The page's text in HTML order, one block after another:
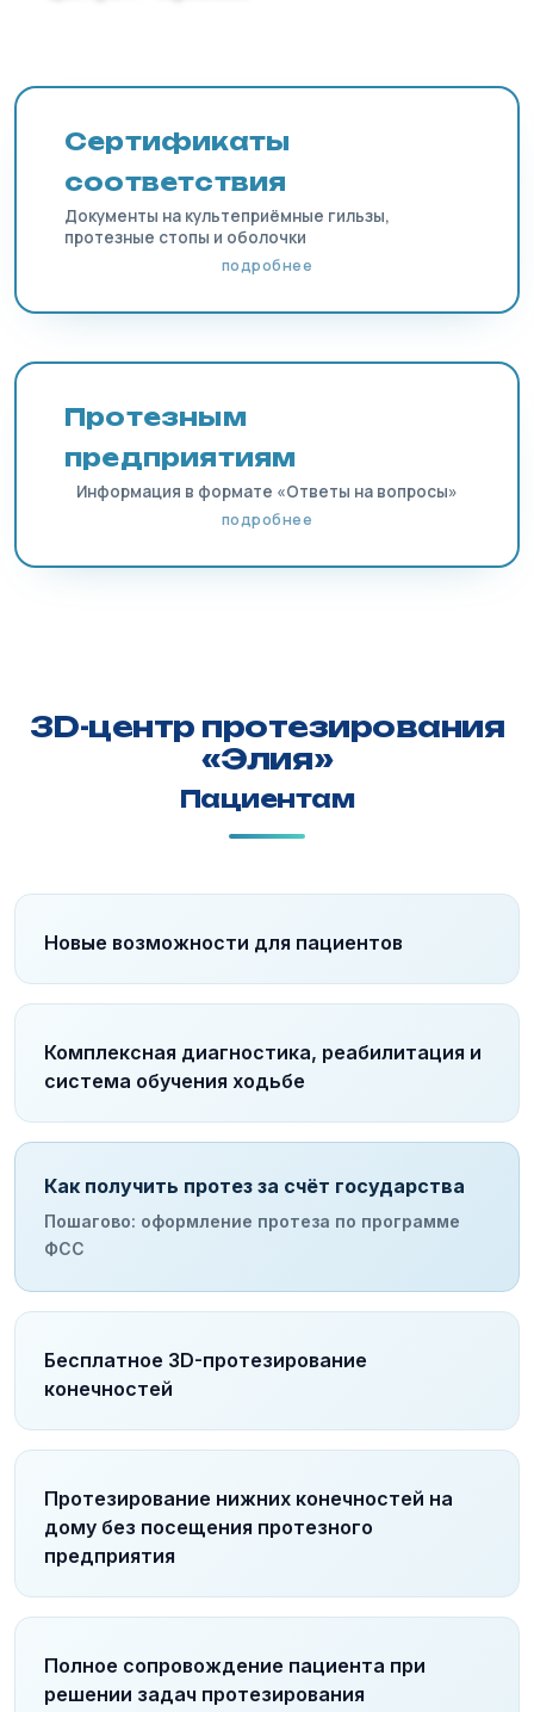
Сертификаты
соответствия
Документы на культеприёмные гильзы,
протезные стопы и оболочки
подробнее
Протезным
предприятиям
Информация в формате «Ответы на вопросы»
подробнее
3D-центр протезирования
«Элия»
Пациентам
Новые возможности для пациентов
Комплексная диагностика, реабилитация и
система обучения ходьбе
Как получить протез за счёт государства
Пошагово: оформление протеза по программе
ФСС
Бесплатное 3D-протезирование
конечностей
Протезирование нижних конечностей на
дому без посещения протезного
предприятия
Полное сопровождение пациента при
решении задач протезирования